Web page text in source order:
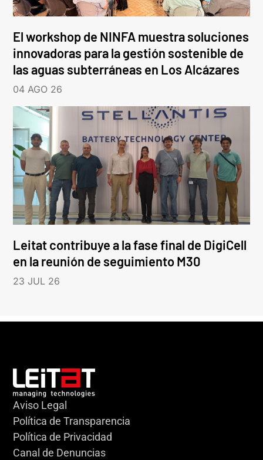
El workshop de NINFA muestra soluciones
innovadoras para la gestión sostenible de
las aguas subterráneas en Los Alcázares
04 AGO 26
Leitat contribuye a la fase final de DigiCell
en la reunión de seguimiento M30
23 JUL 26
Aviso Legal
Política de Transparencia
Política de Privacidad
Canal de Denuncias